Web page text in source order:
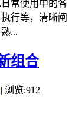
常使用中的各
行等，清晰阐
...
组合
| 浏览:912